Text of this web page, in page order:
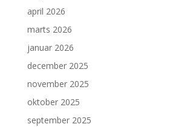
april 2026
marts 2026
januar 2026
december 2025
november 2025
oktober 2025
september 2025